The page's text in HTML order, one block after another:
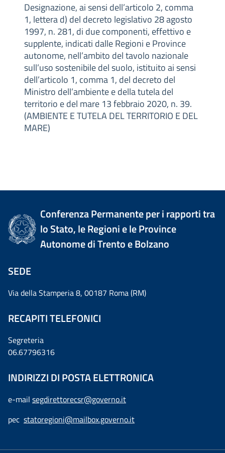
Designazione, ai sensi dell’articolo 2, comma
1, lettera d) del decreto legislativo 28 agosto
1997, n. 281, di due componenti, effettivo e
supplente, indicati dalle Regioni e Province
autonome, nell’ambito del tavolo nazionale
sull’uso sostenibile del suolo, istituito ai sensi
dell’articolo 1, comma 1, del decreto del
Ministro dell’ambiente e della tutela del
territorio e del mare 13 febbraio 2020, n. 39.
(AMBIENTE E TUTELA DEL TERRITORIO E DEL
MARE)
Conferenza Permanente per i rapporti tra
lo Stato, le Regioni e le Province
Autonome di Trento e Bolzano
SEDE
Via della Stamperia 8, 00187 Roma (RM)
RECAPITI TELEFONICI
Segreteria
06.67796316
INDIRIZZI DI POSTA ELETTRONICA
e-mail segdirettorecsr@governo.it
pec statoregioni@mailbox.governo.it